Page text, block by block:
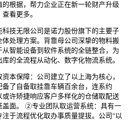
根据，帮力企业正在新一轮财产升级
看更多。
技无限公司是诺力股份旗下的主要子
处理方案。背靠母公司深挚的物料搬
智能设备到软件系统的全链整合，为
的全流程从动化、数字化物流系统。
保障：公司建立了以上海为核心，
了自备取挂靠车辆百余台，连系约
或许矫捷响应客户多样化的仓储取配送
盖面。 ②专业团队取运营系统：具有一
于流程优化取办事质量提拔。公司“以